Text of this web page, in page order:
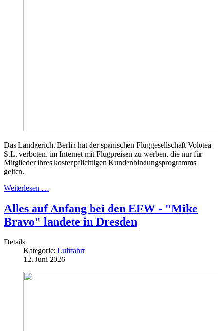
Das Landgericht Berlin hat der spanischen Fluggesellschaft Volotea
S.L. verboten, im Internet mit Flugpreisen zu werben, die nur für
Mitglieder ihres kostenpflichtigen Kundenbindungsprogramms
gelten.
Weiterlesen …
Alles auf Anfang bei den EFW - "Mike
Bravo" landete in Dresden
Details
Kategorie: Luftfahrt
12. Juni 2026